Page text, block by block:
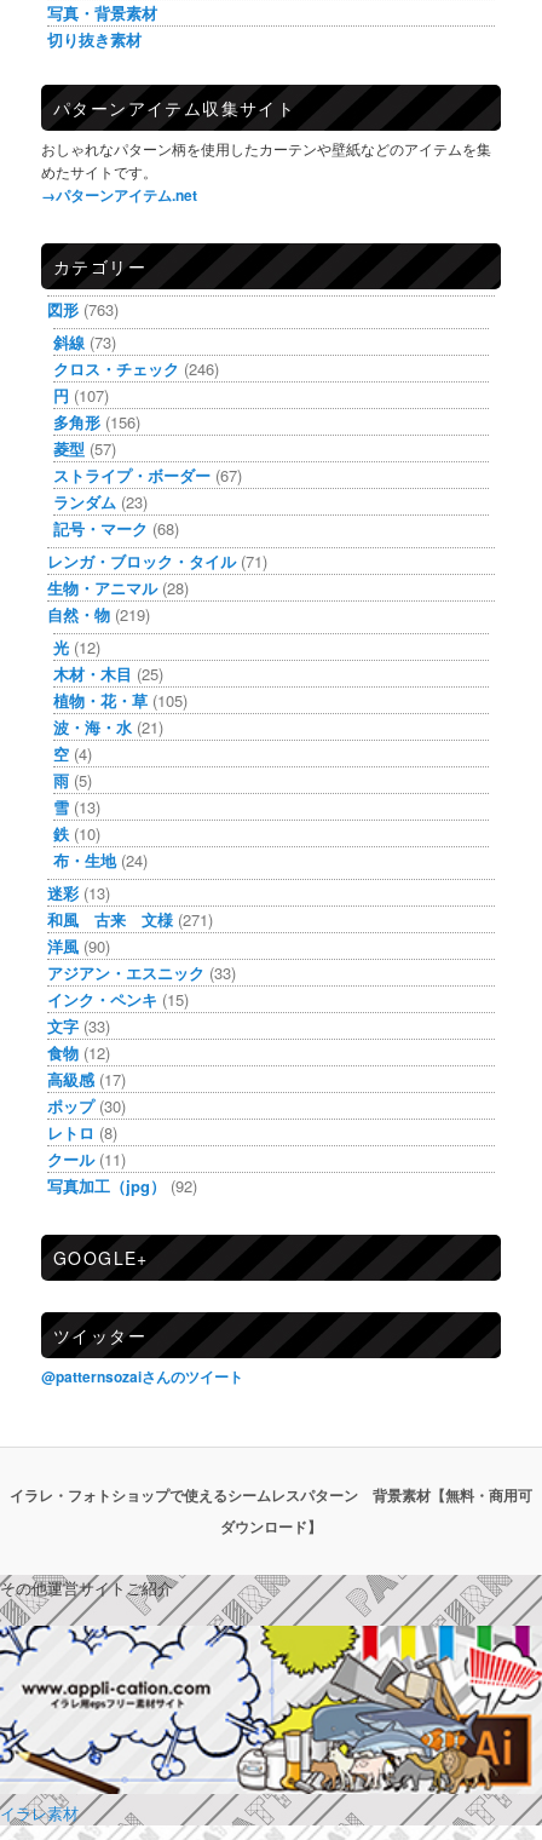
写真・背景素材
切り抜き素材
パターンアイテム収集サイト
おしゃれなパターン柄を使用したカーテンや壁紙などのアイテムを集
めたサイトです。
→パターンアイテム.net
カテゴリー
図形 (763)
斜線 (73)
クロス・チェック (246)
円 (107)
多角形 (156)
菱型 (57)
ストライプ・ボーダー (67)
ランダム (23)
記号・マーク (68)
レンガ・ブロック・タイル(71)
生物・アニマル(28)
自然・物 (219)
光 (12)
木材・木目 (25)
植物・花・草 (105)
波・海・水 (21)
空 (4)
雨 (5)
雪 (13)
鉄 (10)
布・生地(24)
迷彩 (13)
和風 古来 文様 (271)
洋風 (90)
アジアン・エスニック (33)
インク・ペンキ (15)
文字 (33)
食物 (12)
高級感 (17)
ポップ(30)
レトロ (8)
クール(11)
写真加工（jpg）
(92)
GOOGLE+
ツイッター
@patternsozaiさんのツイート
イラレ・フォトショップで使えるシームレスパターン 背景素材【無料・商用可
ダウンロード】
その他運営サイトご紹介
イラレ素材